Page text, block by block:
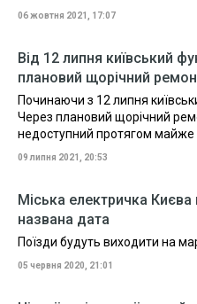
06 жовтня 2021, 17:07
Від 12 липня київський
плановий щорічний
Починаючи з 12 липня
Через плановий щорічний
недоступний протягом майже
09 липня 2021, 20:53
Міська електричка
названа дата
Поїзди будуть виходити на
05 червня 2020, 21:01